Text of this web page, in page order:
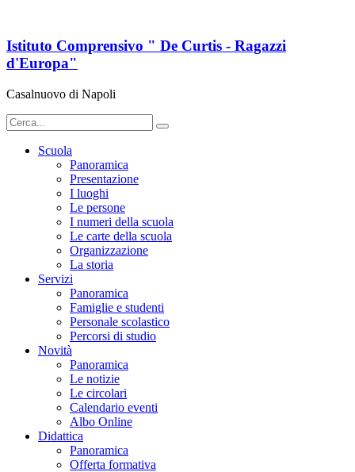
Istituto Comprensivo " De Curtis - Ragazzi
d'Europa"
Casalnuovo di Napoli
Scuola
Panoramica
Presentazione
I luoghi
Le persone
I numeri della scuola
Le carte della scuola
Organizzazione
La storia
Servizi
Panoramica
Famiglie e studenti
Personale scolastico
Percorsi di studio
Novità
Panoramica
Le notizie
Le circolari
Calendario eventi
Albo Online
Didattica
Panoramica
Offerta formativa